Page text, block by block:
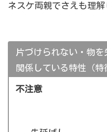
ネスケ両親でさえも理解
片づけられない・物を
関係している特性（特
不注意